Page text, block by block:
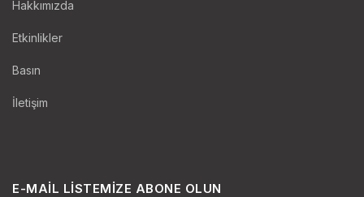
Hakkımızda
Etkinlikler
Basın
İletişim
E-MAIL LISTEMIZE ABONE OLUN